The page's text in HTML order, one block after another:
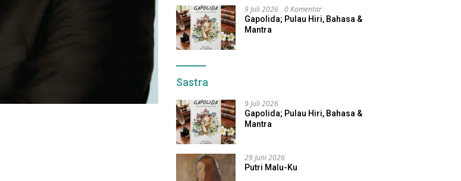
9 Juli 2026 0 Komentar
Gapolida; Pulau Hiri, Bahasa &
Mantra
Sastra
9 Juli 2026
Gapolida; Pulau Hiri, Bahasa &
Mantra
29 Juni 2026
Putri Malu-Ku